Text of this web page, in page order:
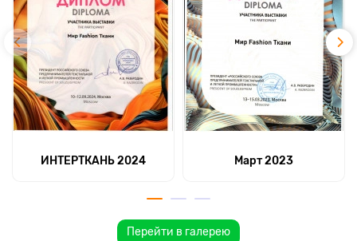
ИНТЕРТКАНЬ 2024 Март 2023
Перейти в галерею